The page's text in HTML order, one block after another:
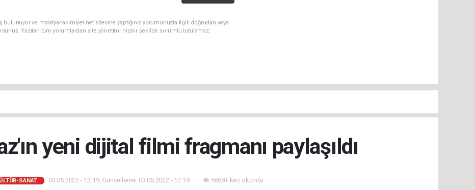
bulunuyor ve malatyahakimiyet.net sitesine yaptığınız yorumunuzla ilgili doğrudan veya
Yazılan tüm yorumlardan site yönetimi hiçbir şekilde sorumlu tutulamaz.
yeni dijital filmi fragmanı paylaşıldı
SANAT 03.05.2022 - 12:19, Güncelleme: 03.05.2022 - 12:19 5668+ kez okundu.